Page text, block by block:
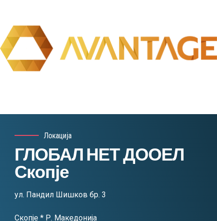
Локација
ГЛОБАЛ НЕТ ДООЕЛ
Скопје
ул. Пандил Шишков бр. 3
Скопје * Р. Македонија